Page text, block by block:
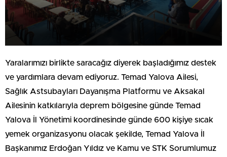
Yaralarımızı birlikte saracağız diyerek başladığımız destek
ve yardımlara devam ediyoruz. Temad Yalova Ailesi,
Sağlık Astsubayları Dayanışma Platformu ve Aksakal
Ailesinin katkılarıyla deprem bölgesine günde Temad
Yalova İl Yönetimi koordinesinde günde 600 kişiye sıcak
yemek organizasyonu olacak şekilde, Temad Yalova İl
Başkanımız Erdoğan Yıldız ve Kamu ve STK Sorumlumuz